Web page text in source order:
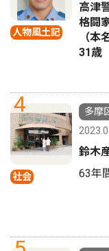
人物風土記
高津
格闘
（
31歳
4
社会
多摩
鈴木
63年